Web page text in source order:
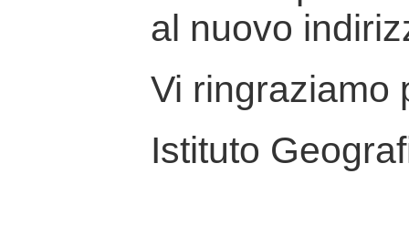
al nuovo
Vi ringraziamo
Istituto